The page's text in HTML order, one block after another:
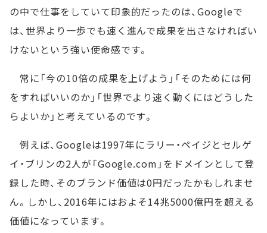
の中で仕事をしていて印象的だったのは、Googleで
は、世界より一歩でも速く進んで成果を出さなければい
けないという強い使命感です。
常に「今の10倍の成果を上げよう」「そのためには何
をすればいいのか」「世界でより速く動くにはどうした
らよいか」と考えているのです。
例えば、Googleは1997年にラリー・ペイジとセルゲ
イ・ブリンの2人が「Google.com」をドメインとして登
録した時、そのブランド価値は0円だったかもしれませ
ん。しかし、2016年にはおよそ14兆5000億円を超える
価値になっています。